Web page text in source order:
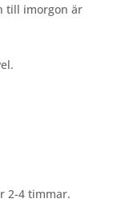
till imorgon är
2-4 timmar.